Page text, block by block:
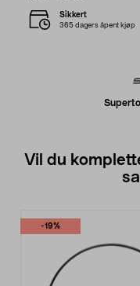
Sikkert
365 dagers åpent kjøp
Vil du
-19%